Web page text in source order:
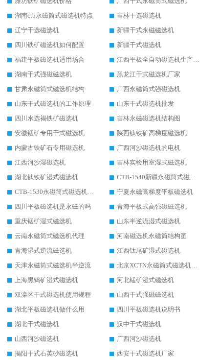
湖南ctb永磁筒式磁选机特点
吉林干选磁选机
辽宁干选磁选机
新疆干式永磁磁选机
四川铁矿磁选机如何配置
新疆干式磁选机
福建平板磁选机适用场合
江西平板全自动磁选机生产厂家
湖南干式强磁磁选机
黑龙江干式磁选机厂家
甘肃永磁筒式磁选机结构
广西永磁筒式强磁选机
山东干式磁选机的工作原理
山东干式磁选机批发
四川水选褐铁矿磁选机
吉林永磁磁选机结构图
安徽锰矿专用干式磁选机
陕西钛铁矿高梯度磁选机
内蒙古铁矿石专用磁选机
广西河沙磁选机的电机
江西河沙湿磁选机
吉林实验用室湿式磁选机
湖北钛铁矿湿式磁选机
CTB-1540新疆永磁筒式磁选机
CTB-1530永磁筒式磁选机代理商
宁夏永磁高梯度平板磁选机
四川平板磁选机是永磁的吗
青海平板式高强磁磁选机
重庆锰矿湿式磁选机
山东半逆流湿式磁选机
云南永磁筒式磁选机代理
河南磁选机永磁筒结构图
青海湿式逆流磁选机
江西钛尾矿湿式磁选机
天津永磁筒式磁选机半逆流
北京XCTN永磁筒式磁选机磁块位置
上海黑钨矿湿式磁选机
河北锰矿湿式磁选机
双滦区干式磁选机使用规程
山西干式强磁磁选机
湖北平板磁选机做什么用
四川平板磁选机说明书
湖北干式磁选机
汉中干式磁选机
山西河沙磁选机
广西河沙磁选机
揭阳干式石英砂磁选机
西安干式磁选机厂家